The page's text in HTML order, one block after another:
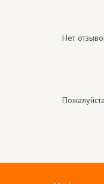
Нет
Пожалуйста